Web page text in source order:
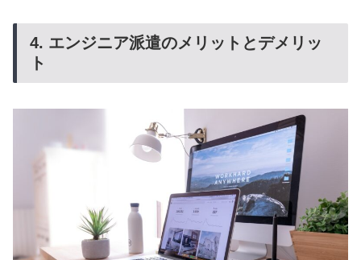
4. エンジニア派遣のメリットとデメリッ
ト